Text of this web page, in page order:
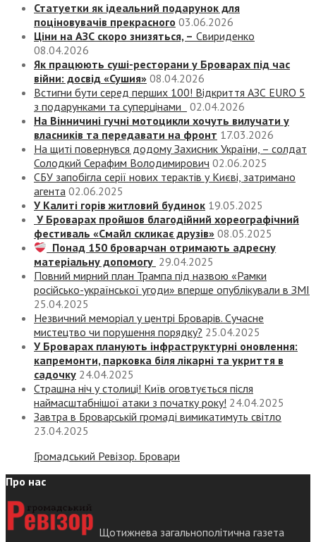
Статуетки як ідеальний подарунок для
поціновувачів прекрасного 03.06.2026
Ціни на АЗС скоро знизяться, – Свириденко
08.04.2026
Як працюють суші-ресторани у Броварах під час
війни: досвід «Сушия» 08.04.2026
Встигни бути серед перших 100! Відкриття АЗС EURO 5
з подарунками та суперцінами
02.04.2026
На Вінничині гучні мотоцикли хочуть вилучати у
власників та передавати на фронт 17.03.2026
На щиті повернувся додому Захисник України, – солдат
Солодкий Серафим Володимирович 02.06.2025
СБУ запобігла серії нових терактів у Києві, затримано
агента 02.06.2025
У Калиті горів житловий будинок 19.05.2025
У Броварах пройшов благодійний хореографічний
фестиваль «Смайл скликає друзів» 08.05.2025
Понад 150 броварчан отримають адресну
матеріальну допомогу 29.04.2025
Повний мирний план Трампа під назвою «‎Рамки
російсько-української угоди» вперше опублікували в ЗМІ
25.04.2025
Незвичний меморіал у центрі Броварів. Сучасне
мистецтво чи порушення порядку? 25.04.2025
У Броварах планують інфраструктурні оновлення:
капремонти, парковка біля лікарні та укриття в
садочку 24.04.2025
Страшна ніч у столиці! Київ оговтується після
наймасштабнішої атаки з початку року! 24.04.2025
Завтра в Броварській громаді вимикатимуть світло
23.04.2025
Громадський Ревізор. Бровари
Про нас
Щотижнева загальнополітична газета